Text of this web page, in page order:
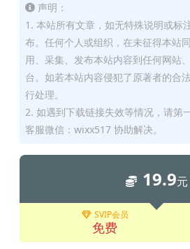
声明：
1. 本站所有文章，如无特殊说明或标
布。任何个人或组织，在未征得本站
用、采集、发布本站内容到任何网站
台。如若本站内容侵犯了原著者的合
行处理。
2. 如遇到下载链接失效等情况，请第
客服微信：wixx517 协助解决。
19.9元
SVIP会员
免费